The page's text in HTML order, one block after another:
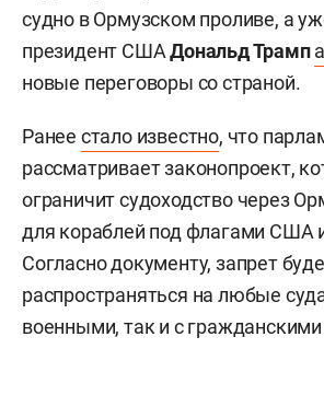
судно в Ормузском проливе, а
президент СШАДональд Трамп
новые переговоры со страной.
Ранее стало известно, что
рассматривает законопроект,
ограничит судоходство через
для кораблей под флагами США
Согласно документу, запрет
распространяться на любые
военными, так и с гражданскими